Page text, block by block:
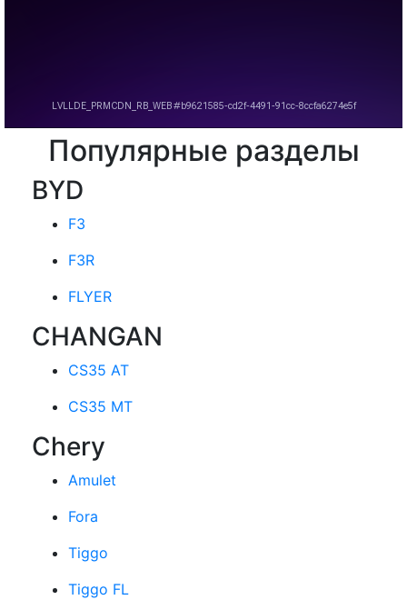
Популярные разделы
BYD
F3
F3R
FLYER
CHANGAN
CS35 AT
CS35 MT
Chery
Amulet
Fora
Tiggo
Tiggo FL